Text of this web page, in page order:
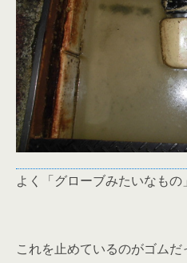
よく「グローブみたいなもの
これを止めているのがゴムだ